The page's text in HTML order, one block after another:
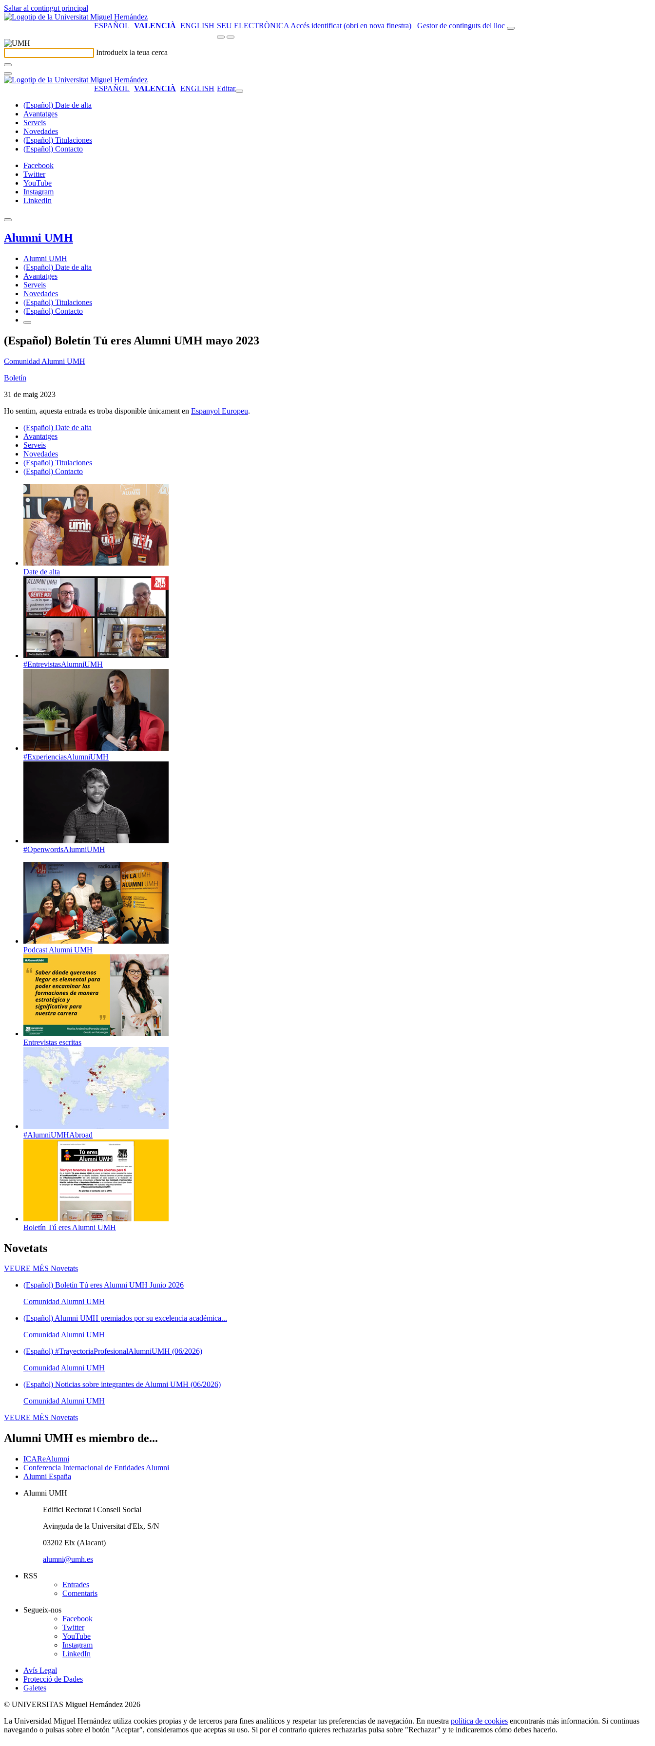
Saltar al contingut principal
ESPAÑOL VALENCIÀ ENGLISH SEU ELECTRÒNICA Accés identificat (obri en nova finestra) Gestor de continguts del lloc
Introdueix la teua cerca
ESPAÑOL VALENCIÀ ENGLISH Editar
(Español) Date de alta
Avantatges
Serveis
Novedades
(Español) Titulaciones
(Español) Contacto
Facebook
Twitter
YouTube
Instagram
LinkedIn
Alumni UMH
Alumni UMH
(Español) Date de alta
Avantatges
Serveis
Novedades
(Español) Titulaciones
(Español) Contacto
(Español) Boletín Tú eres Alumni UMH mayo 2023
Comunidad Alumni UMH
Boletín
31 de maig 2023
Ho sentim, aquesta entrada es troba disponible únicament en Espanyol Europeu.
(Español) Date de alta
Avantatges
Serveis
Novedades
(Español) Titulaciones
(Español) Contacto
Date de alta
#EntrevistasAlumniUMH
#ExperienciasAlumniUMH
#OpenwordsAlumniUMH
Podcast Alumni UMH
Entrevistas escritas
#AlumniUMHAbroad
Boletín Tú eres Alumni UMH
Novetats
VEURE MÉS Novetats
(Español) Boletín Tú eres Alumni UMH Junio 2026
Comunidad Alumni UMH
(Español) Alumni UMH premiados por su excelencia académica...
Comunidad Alumni UMH
(Español) #TrayectoriaProfesionalAlumniUMH (06/2026)
Comunidad Alumni UMH
(Español) Noticias sobre integrantes de Alumni UMH (06/2026)
Comunidad Alumni UMH
VEURE MÉS Novetats
Alumni UMH es miembro de...
ICAReAlumni
Conferencia Internacional de Entidades Alumni
Alumni España
Alumni UMH
Edifici Rectorat i Consell Social
Avinguda de la Universitat d'Elx, S/N
03202 Elx (Alacant)
alumni@umh.es
RSS
Entrades
Comentaris
Segueix-nos
Facebook
Twitter
YouTube
Instagram
LinkedIn
Avís Legal
Protecció de Dades
Galetes
© UNIVERSITAS Miguel Hernández 2026
La Universidad Miguel Hernández utiliza cookies propias y de terceros para fines analíticos y respetar tus preferencias de navegación. En nuestra política de cookies encontrarás más información. Si continuas
navegando o pulsas sobre el botón "Aceptar", consideramos que aceptas su uso. Si por el contrario quieres rechazarlas pulsa sobre "Rechazar" y te indicaremos cómo debes hacerlo.